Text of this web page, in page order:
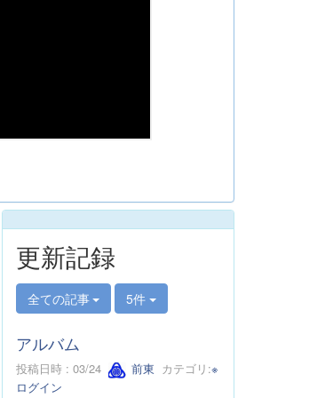
更新記録
全ての記事 5件
アルバム
投稿日時 : 03/24 前東 カテゴリ:※
ログイン